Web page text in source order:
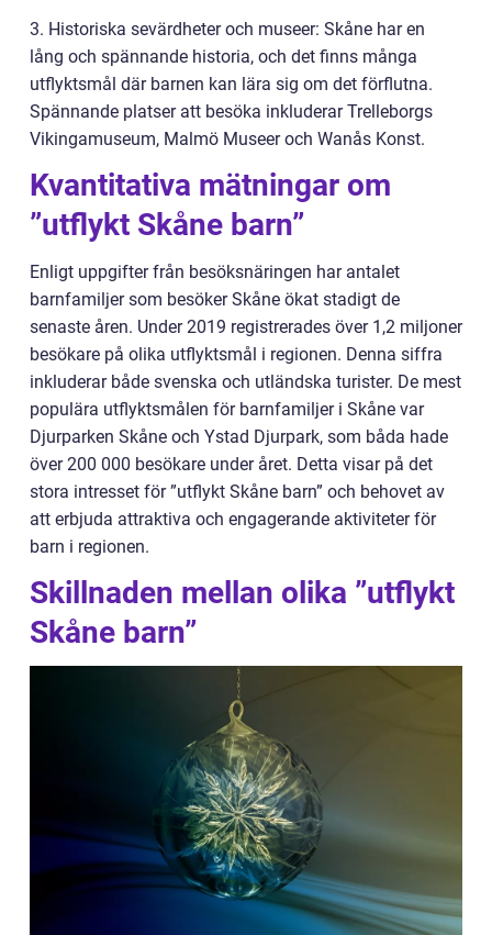
3. Historiska sevärdheter och museer: Skåne har en
lång och spännande historia, och det finns många
utflyktsmål där barnen kan lära sig om det förflutna.
Spännande platser att besöka inkluderar Trelleborgs
Vikingamuseum, Malmö Museer och Wanås Konst.
Kvantitativa mätningar om
”utflykt Skåne barn”
Enligt uppgifter från besöksnäringen har antalet
barnfamiljer som besöker Skåne ökat stadigt de
senaste åren. Under 2019 registrerades över 1,2 miljoner
besökare på olika utflyktsmål i regionen. Denna siffra
inkluderar både svenska och utländska turister. De mest
populära utflyktsmålen för barnfamiljer i Skåne var
Djurparken Skåne och Ystad Djurpark, som båda hade
över 200 000 besökare under året. Detta visar på det
stora intresset för ”utflykt Skåne barn” och behovet av
att erbjuda attraktiva och engagerande aktiviteter för
barn i regionen.
Skillnaden mellan olika ”utflykt
Skåne barn”